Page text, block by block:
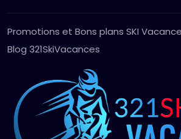
Promotions et Bons plans SKI
Blog 321SkiVacances